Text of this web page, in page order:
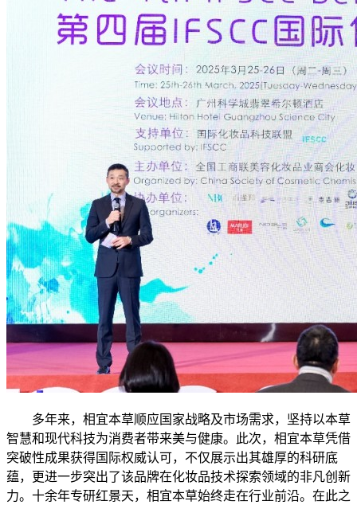
多年来，相宜本草顺应国家战略及市场需求，坚持以本草
智慧和现代科技为消费者带来美与健康。此次，相宜本草凭借
突破性成果获得国际权威认可，不仅展示出其雄厚的科研底
蕴，更进一步突出了该品牌在化妆品技术探索领域的非凡创新
力。十余年专研红景天，相宜本草始终走在行业前沿。在此之